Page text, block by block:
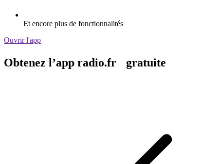
Et encore plus de fonctionnalités
Ouvrir l'app
Obtenez l’app radio.fr gratuite